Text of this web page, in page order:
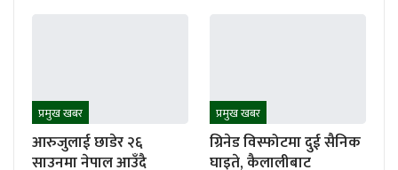
प्रमुख खबर
आरुजुलाई छाडेर २६
साउनमा नेपाल आउँदै
प्रमुख खबर
ग्रिनेड विस्फोटमा दुई सैनिक
घाइते, कैलालीबाट